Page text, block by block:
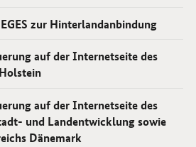
zur Hinterlandanbindung
auf der Internetseite des
auf der Internetseite des
und Landentwicklung sowie
Dänemark